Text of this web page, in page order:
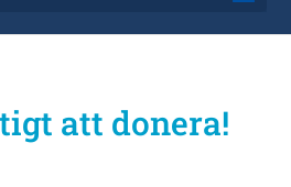
att donera!